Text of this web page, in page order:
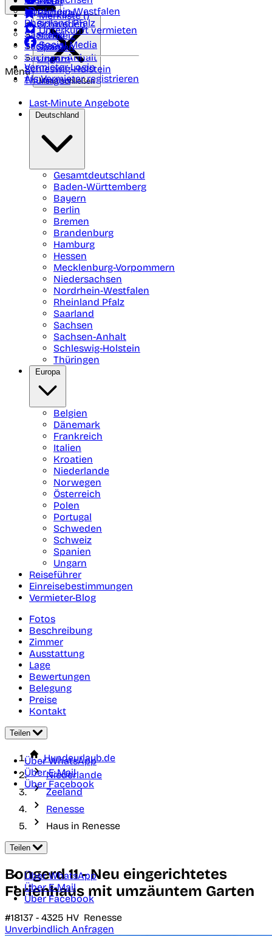
Nordrhein-Westfalen
Rheinland Pfalz
Saarland
Sachsen
Sachsen-Anhalt
Schleswig-Holstein
Thüringen
Portugal
Schweden
Schweiz
Spanien
Ungarn
Merkliste ()
Unterkunft vermieten
Social Media
Vermieter-Login
Als Vermieter registrieren
Menü
Menü schließen
Last-Minute Angebote
Deutschland
Gesamtdeutschland
Baden-Württemberg
Bayern
Berlin
Bremen
Brandenburg
Hamburg
Hessen
Mecklenburg-Vorpommern
Niedersachsen
Nordrhein-Westfalen
Rheinland Pfalz
Saarland
Sachsen
Sachsen-Anhalt
Schleswig-Holstein
Thüringen
Europa
Belgien
Dänemark
Frankreich
Italien
Kroatien
Niederlande
Norwegen
Österreich
Polen
Portugal
Schweden
Schweiz
Spanien
Ungarn
Reiseführer
Einreisebestimmungen
Vermieter-Blog
Fotos
Beschreibung
Zimmer
Ausstattung
Lage
Bewertungen
Belegung
Preise
Kontakt
Teilen
Über WhatsApp
Über E-Mail
Über Facebook
Hundeurlaub.de
Niederlande
Zeeland
Renesse
Haus in Renesse
Teilen
Über WhatsApp
Über E-Mail
Über Facebook
Bongerd 11 - Neu eingerichtetes
Ferienhaus mit umzäuntem Garten
#18137 - 4325 HV Renesse
Unverbindlich Anfragen